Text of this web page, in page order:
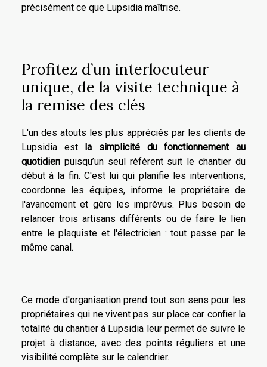
précisément ce que Lupsidia maîtrise.
Profitez d’un interlocuteur
unique, de la visite technique à
la remise des clés
L'un des atouts les plus appréciés par les clients de
Lupsidia est la simplicité du fonctionnement au
quotidien puisqu’un seul référent suit le chantier du
début à la fin. C'est lui qui planifie les interventions,
coordonne les équipes, informe le propriétaire de
l'avancement et gère les imprévus. Plus besoin de
relancer trois artisans différents ou de faire le lien
entre le plaquiste et l'électricien : tout passe par le
même canal.
Ce mode d'organisation prend tout son sens pour les
propriétaires qui ne vivent pas sur place car confier la
totalité du chantier à Lupsidia leur permet de suivre le
projet à distance, avec des points réguliers et une
visibilité complète sur le calendrier.